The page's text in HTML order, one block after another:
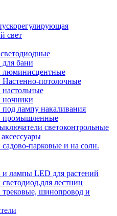
свет
бани
люминисцентные
потолочные
ночники
лампу накаливания
промышленные
светоконтрольные
парковые и на солн.
лампы LED для растений
лестниц
шинопровод и